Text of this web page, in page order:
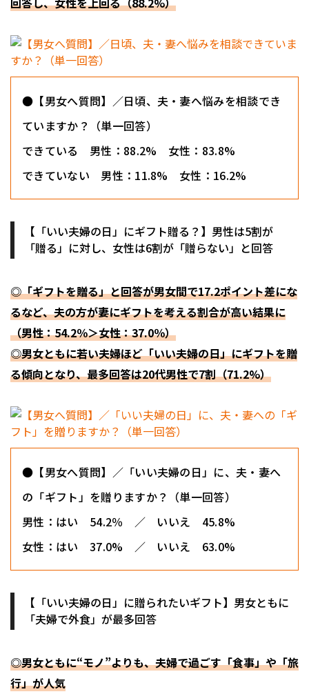
●【男女へ質問】／日頃、夫・妻へ悩みを相談でき
ていますか？（単一回答）
できている 男性：88.2% 女性：83.8%
できていない 男性：11.8% 女性：16.2%
【「いい夫婦の日」にギフト贈る？】男性は5割が
「贈る」に対し、女性は6割が「贈らない」と回答
◎「ギフトを贈る」と回答が男女間で17.2ポイント差にな
るなど、夫の方が妻にギフトを考える割合が高い結果に
（男性：54.2％＞女性：37.0％）
◎男女ともに若い夫婦ほど「いい夫婦の日」にギフトを贈
る傾向となり、最多回答は20代男性で7割（71.2%）
●【男女へ質問】／「いい夫婦の日」に、夫・妻へ
の「ギフト」を贈りますか？（単一回答）
男性：はい 54.2％ ／ いいえ 45.8%
女性：はい 37.0% ／ いいえ 63.0%
【「いい夫婦の日」に贈られたいギフト】男女ともに
「夫婦で外食」が最多回答
◎男女ともに“モノ”よりも、夫婦で過ごす「食事」や「旅
行」が人気